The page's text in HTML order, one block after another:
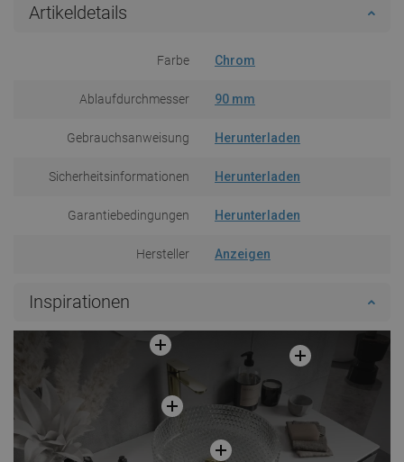
Artikeldetails
Farbe Chrom
Ablaufdurchmesser 90 mm
Gebrauchsanweisung Herunterladen
Sicherheitsinformationen Herunterladen
Garantiebedingungen Herunterladen
Hersteller Anzeigen
Inspirationen